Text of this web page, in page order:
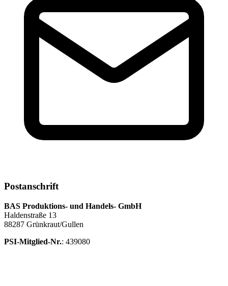
Postanschrift
BAS Produktions- und Handels- GmbH
Haldenstraße 13
88287 Grünkraut/Gullen
PSI-Mitglied-Nr.: 439080